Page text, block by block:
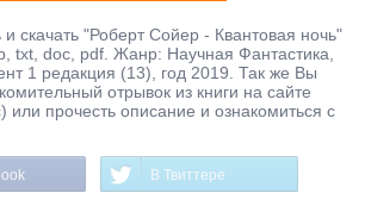
скачать "Роберт Сойер - Квантовая ночь"
txt, doc, pdf. Жанр: Научная Фантастика,
1 редакция (13), год 2019. Так же Вы
отрывок из книги на сайте
или прочесть описание и ознакомиться с
В Твиттере